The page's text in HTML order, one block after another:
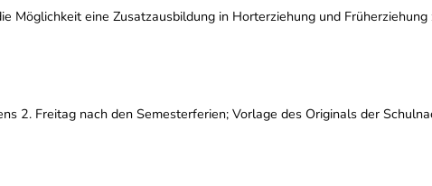
Möglichkeit eine Zusatzausbildung in Horterziehung und Früherziehung
2. Freitag nach den Semesterferien; Vorlage des Originals der